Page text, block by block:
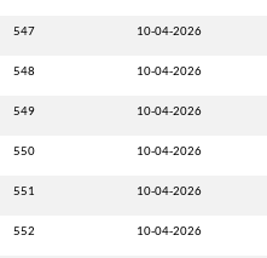
547 10-04-2026
548 10-04-2026
549 10-04-2026
550 10-04-2026
551 10-04-2026
552 10-04-2026